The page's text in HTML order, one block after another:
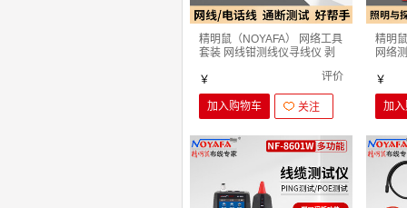
精明鼠（NOYAFA） 网络工具
套装 网线钳测线仪寻线仪 剥
套装工具 15件套
￥ 评价
加入购物车 关注
精明
网络
件-接
￥
加